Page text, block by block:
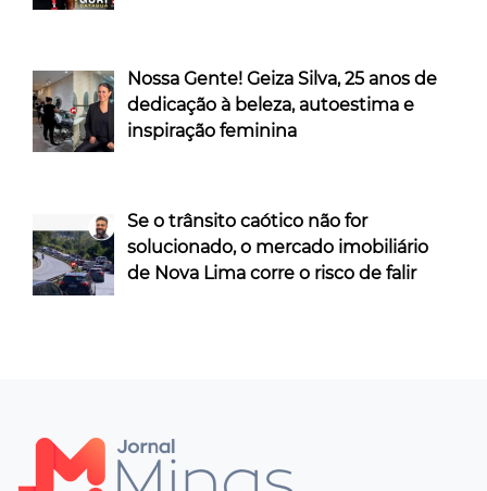
Nossa Gente! Geiza Silva, 25 anos de
dedicação à beleza, autoestima e
inspiração feminina
Se o trânsito caótico não for
solucionado, o mercado imobiliário
de Nova Lima corre o risco de falir